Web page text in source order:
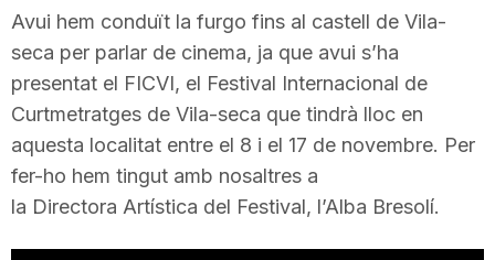
t
a
Avui hem conduït la furgo fins al castell de Vila-
seca per parlar de cinema, ja que avui s’ha
presentat el FICVI, el Festival Internacional de
Curtmetratges de Vila-seca que tindrà lloc en
aquesta localitat entre el 8 i el 17 de novembre. Per
fer-ho hem tingut amb nosaltres a
la Directora Artística del Festival, l’Alba Bresolí.